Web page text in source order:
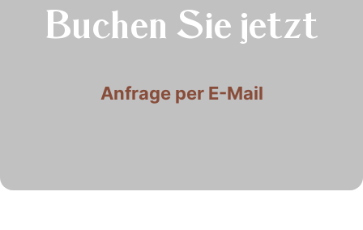
Buchen Sie jetzt
Anfrage per E-Mail